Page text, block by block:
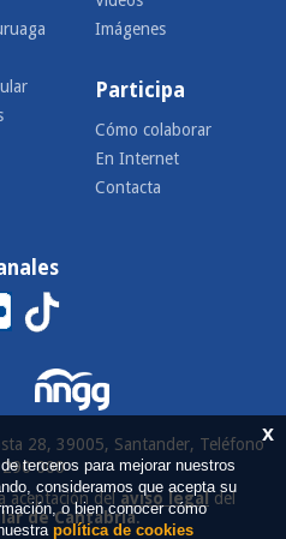
Imágenes
Participa
Cómo colaborar
En Internet
Contacta
28, 39005, Santander, Teléfono
000
aceptación delaviso legaldel
de Cantabria.
x
terceros para mejorar nuestros
consideramos que acepta su
o bien conocer cómo
política de cookies